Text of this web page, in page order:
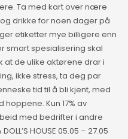
Ta med kart over nære
drikke for noen dager på
etiketter mye billigere enn
smart spesialisering skal
at de ulike aktørene drar i
ikke stress, ta deg par
tid til å bli kjent, med
Kun 17% av
med bedrifter i andre
HOUSE 05.05 – 27.05